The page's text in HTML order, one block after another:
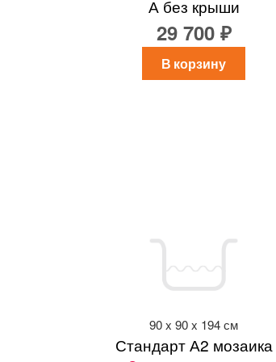
А без крыши
29 700 ₽
В корзину
90 x 90 x 194 см
Стандарт А2 мозаика